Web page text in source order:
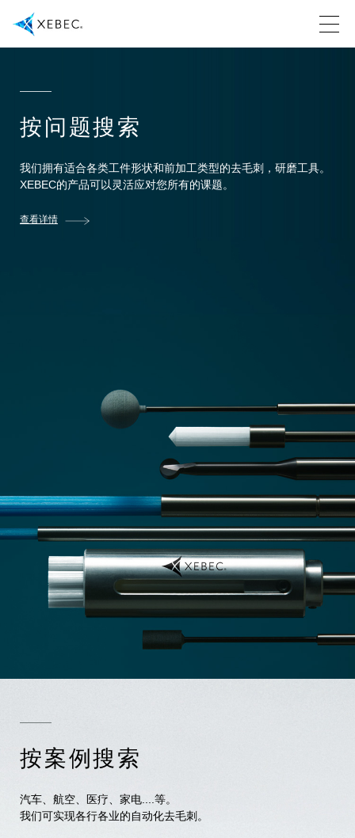
按问题搜索
我们拥有适合各类工件形状和前加工类型的去毛刺，研磨工具。
XEBEC的产品可以灵活应对您所有的课题。
查看详情
按案例搜索
汽车、航空、医疗、家电....等。
我们可实现各行各业的自动化去毛刺。